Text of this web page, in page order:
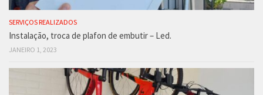
SERVIÇOS REALIZADOS
Instalação, troca de plafon de embutir – Led.
JANEIRO 1, 2023